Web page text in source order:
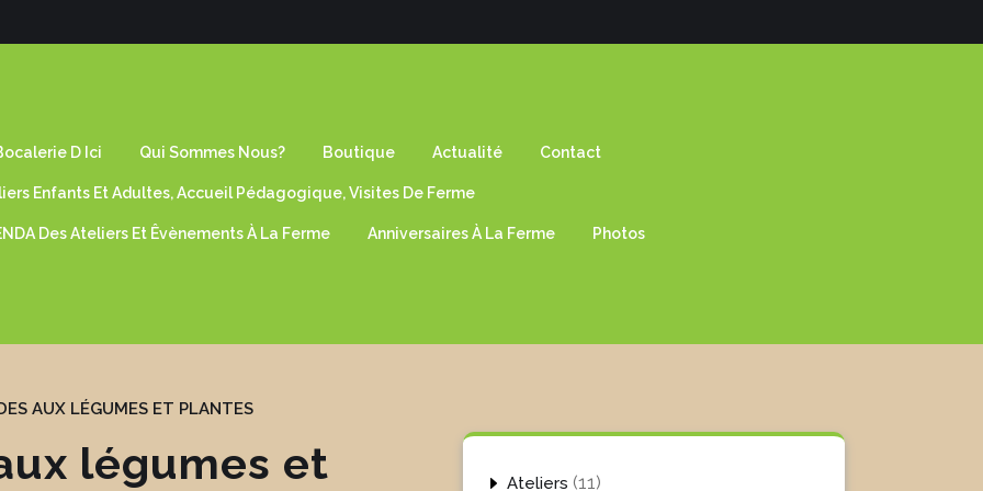
D Ici Qui Sommes Nous? Boutique Actualité Contact
Enfants Et Adultes, Accueil Pédagogique, Visites De Ferme
Des Ateliers Et Êvènements À La Ferme Anniversaires À La Ferme Photos
AUX LÉGUMES ET PLANTES
légumes et
Ateliers 11 11